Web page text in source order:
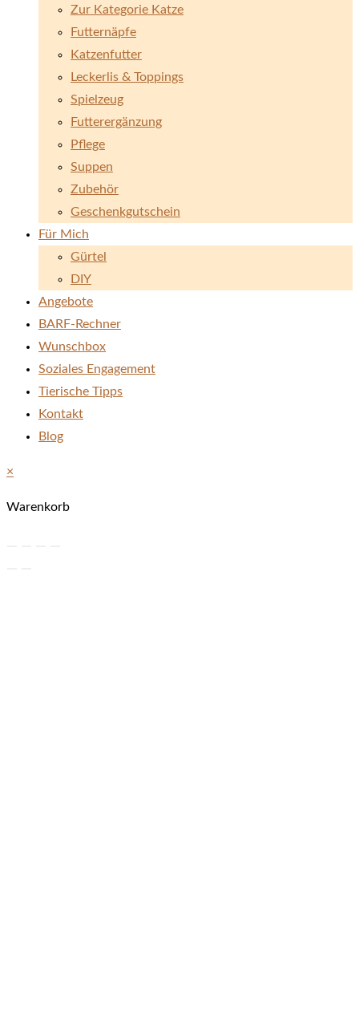
Zur Kategorie Katze
Futternäpfe
Katzenfutter
Leckerlis & Toppings
Spielzeug
Futterergänzung
Pflege
Suppen
Zubehör
Geschenkgutschein
Für Mich
Gürtel
DIY
Angebote
BARF-Rechner
Wunschbox
Soziales Engagement
Tierische Tipps
Kontakt
Blog
×
Warenkorb